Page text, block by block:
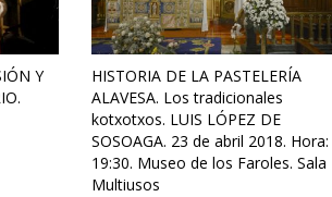
Y
HISTORIA DE LA PASTELERÍA
ALAVESA. Los tradicionales
kotxotxos. LUIS LÓPEZ DE
SOSOAGA. 23 de abril 2018. Hora:
19:30. Museo de los Faroles. Sala
Multiusos